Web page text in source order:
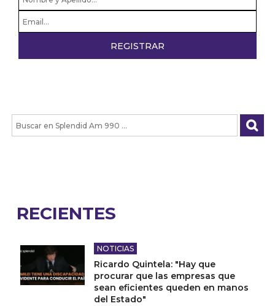
RECIENTES
NOTICIAS
Ricardo Quintela: "Hay que
procurar que las empresas que
sean eficientes queden en manos
del Estado"